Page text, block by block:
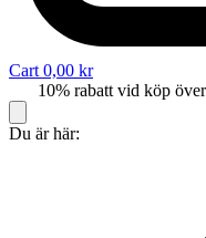
Cart 0,00 kr
10% rabatt vid köp
Du är här: